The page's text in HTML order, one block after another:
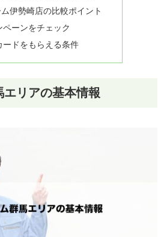
伊勢崎店の比較ポイント
ペーンをチェック
ードをもらえる条件
エリアの基本情報